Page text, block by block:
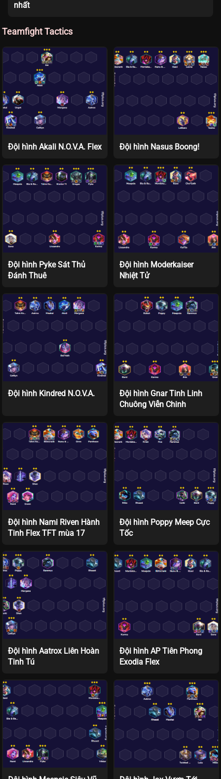
nhất
Teamfight Tactics
Đội hình Akali N.O.V.A. Flex Đội hình Nasus Boong!
Đội hình Pyke Sát Thủ
Đánh Thuê
Đội hình Moderkaiser
Nhiệt Tử
Đội hình Kindred N.O.V.A.
Đội hình Gnar Tinh Linh
Chuông Viễn Chinh
Đội hình Nami Riven Hành
Tinh Flex TFT mùa 17
Đội hình Poppy Meep Cực
Tốc
Đội hình Aatrox Liên Hoàn
Tinh Tú
Đội hình AP Tiên Phong
Exodia Flex